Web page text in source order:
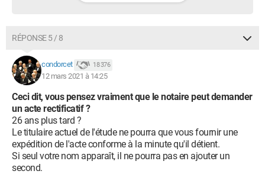
RÉPONSE 5 / 8
condorcet 18 376
12 mars 2021 à 14:25
Ceci dit, vous pensez vraiment que le notaire peut demander
un acte rectificatif ?
26 ans plus tard ?
Le titulaire actuel de l'étude ne pourra que vous fournir une
expédition de l'acte conforme à la minute qu'il détient.
Si seul votre nom apparaît, il ne pourra pas en ajouter un
second.